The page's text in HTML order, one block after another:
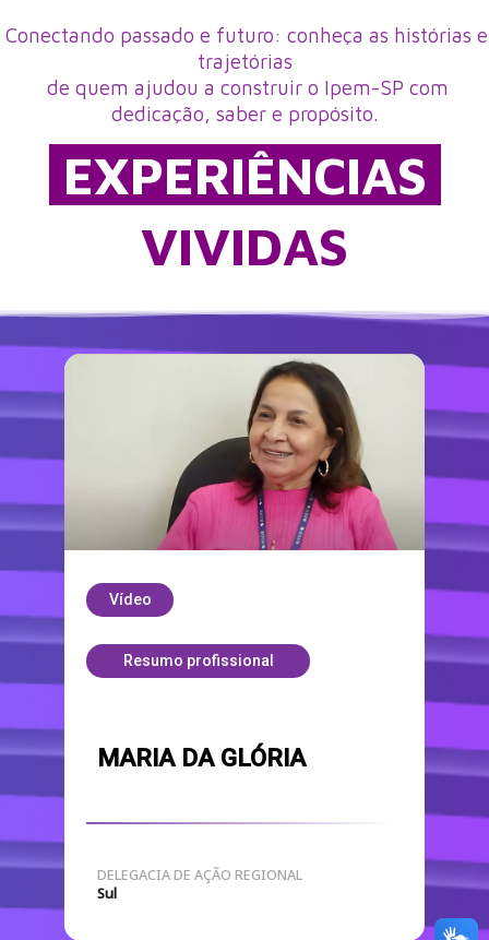
Conectando passado e futuro: conheça as histórias e
trajetórias
de quem ajudou a construir o Ipem-SP com
dedicação, saber e propósito.
EXPERIÊNCIAS
VIVIDAS
Assista o vídeo
Vídeo
Resumo profissional
MARIA DA GLÓRIA
DELEGACIA DE AÇÃO REGIONAL
Sul